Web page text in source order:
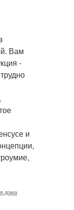
Вам
-
и
дома